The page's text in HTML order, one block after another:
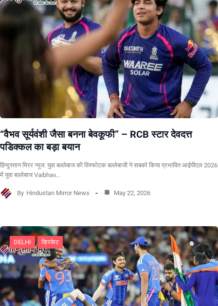
“वैभव सूर्यवंशी जैसा बनना बेवकूफी” – RCB स्टार देवदत्त
पडिक्कल का बड़ा बयान
हिन्दुस्तान मिरर न्यूज: युवा बल्लेबाज की विस्फोटक बल्लेबाजी ने सबको किया प्रभावित आईपीएल 2026
में युवा बल्लेबाज Vaibhav…
By Hindustan Mirror News May 22, 2026
DELHI क्रिकेट